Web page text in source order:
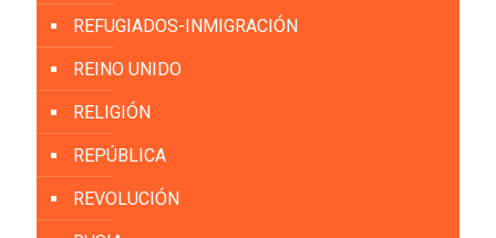
REFUGIADOS-INMIGRACIÓN
REINO UNIDO
RELIGIÓN
REPÚBLICA
REVOLUCIÓN